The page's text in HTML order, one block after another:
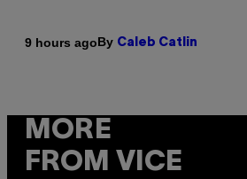
9 hours agoBy Caleb Catlin
MORE
FROM VICE